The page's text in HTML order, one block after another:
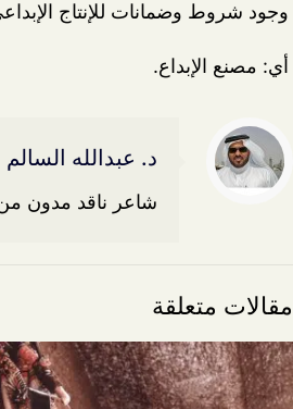
وجود شروط وضمانات للإنتاج
أي: مصنع الإبداع.
د. عبدالله السالم
شاعر ناقد مدون
مقالات متعلقة